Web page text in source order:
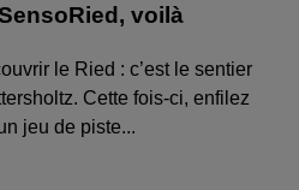
voilà
le Ried : c’est le sentier
Cette fois-ci, enfilez
jeu de piste...